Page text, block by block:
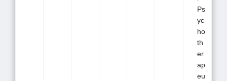
Ps
yc
ho
th
er
ap
eu